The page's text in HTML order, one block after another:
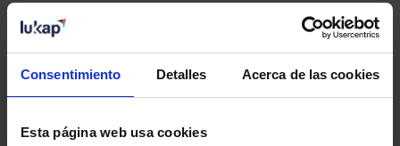
Consentimiento Detalles Acerca de las cookies
Esta página web usa cookies
Suscríbete y recibe las mejores
historias escritas por nuestros